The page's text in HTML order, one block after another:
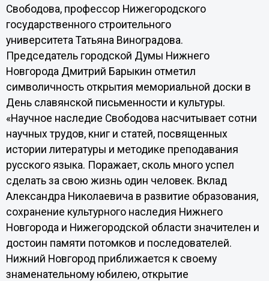
Свободова, профессор Нижегородского
государственного строительного
университета Татьяна Виноградова.
Председатель городской Думы Нижнего
Новгорода Дмитрий Барыкин отметил
символичность открытия мемориальной доски в
День славянской письменности и культуры.
«Научное наследие Свободова насчитывает сотни
научных трудов, книг и статей, посвященных
истории литературы и методике преподавания
русского языка. Поражает, сколь много успел
сделать за свою жизнь один человек. Вклад
Александра Николаевича в развитие образования,
сохранение культурного наследия Нижнего
Новгорода и Нижегородской области значителен и
достоин памяти потомков и последователей.
Нижний Новгород приближается к своему
знаменательному юбилею, открытие